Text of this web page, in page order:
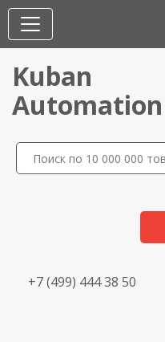
Kuban
Automation
+7 (499) 444 38 50